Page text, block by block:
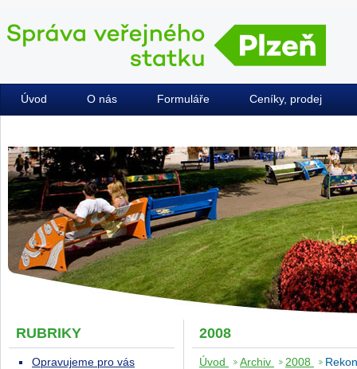
Úvod O nás Formuláře Ceníky, prodej
2008
Úvod Archiv 2008
RUBRIKY
Opravujeme pro vás